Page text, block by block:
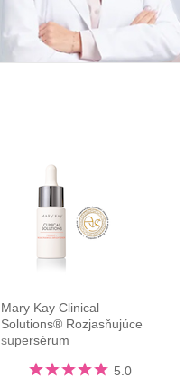
Mary Kay Clinical
Solutions® Rozjasňujúce
supersérum
5.0